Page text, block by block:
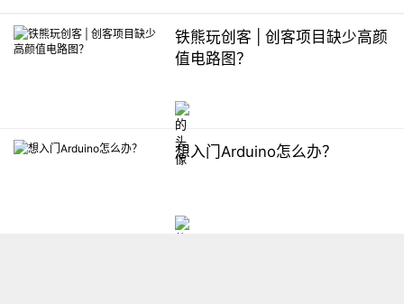
铁熊玩创客 | 创客项目缺少高颜
值电路图？
想入门Arduino怎么办？